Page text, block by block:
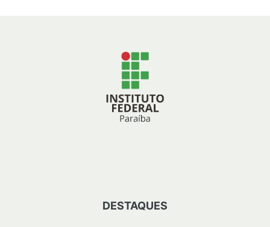
DESTAQUES